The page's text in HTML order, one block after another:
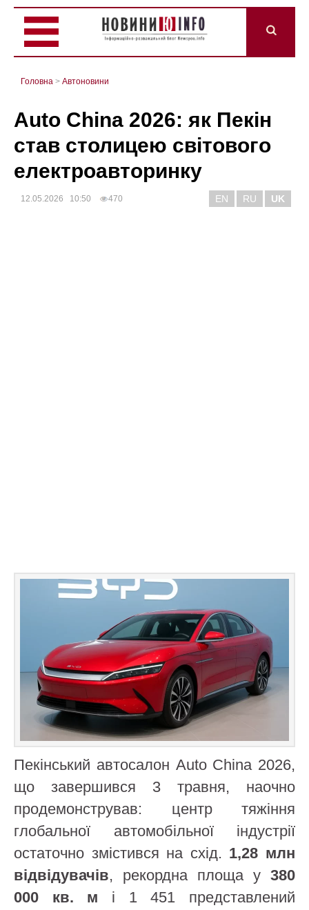
Головна > Автоновини
Auto China 2026: як Пекін
став столицею світового
електроавторинку
12.05.2026 10:50 470 EN RU UK
Пекінський автосалон Auto China 2026,
що завершився 3 травня, наочно
продемонстрував: центр тяжіння
глобальної автомобільної індустрії
остаточно змістився на схід. 1,28 млн
відвідувачів, рекордна площа у 380
000 кв. м і 1 451 представлений